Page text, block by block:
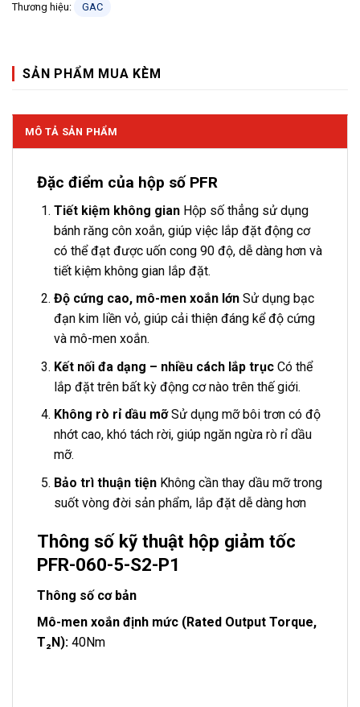
Thương hiệu: GAC
SẢN PHẨM MUA KÈM
MÔ TẢ SẢN PHẨM
Đặc điểm của hộp số PFR
Tiết kiệm không gianHộp số thẳng sử dụng
bánh răng côn xoắn, giúp việc lắp đặt động cơ
có thể đạt được uốn cong 90 độ, dễ dàng hơn và
tiết kiệm không gian lắp đặt.
Độ cứng cao, mô-men xoắn lớnSử dụng bạc
đạn kim liền vỏ, giúp cải thiện đáng kể độ cứng
và mô-men xoắn.
Kết nối đa dạng – nhiều cách lắp trụcCó thể
lắp đặt trên bất kỳ động cơ nào trên thế giới.
Không rò rỉ dầu mỡSử dụng mỡ bôi trơn có độ
nhớt cao, khó tách rời, giúp ngăn ngừa rò rỉ dầu
mỡ.
Bảo trì thuận tiệnKhông cần thay dầu mỡ trong
suốt vòng đời sản phẩm, lắp đặt dễ dàng hơn
Thông số kỹ thuật hộp giảm tốc
PFR-060-5-S2-P1
Thông số cơ bản
Mô-men xoắn định mức (Rated Output Torque,
T₂N): 40Nm